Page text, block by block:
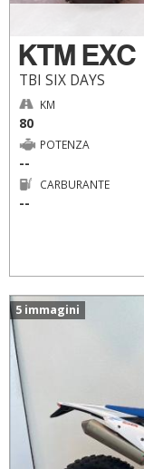
KTM EXC
TBI SIX DAYS
KM
80
POTENZA
--
CARBURANTE
--
5 immagini